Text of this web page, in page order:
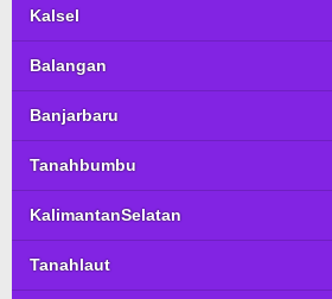
Kalsel
Balangan
Banjarbaru
Tanahbumbu
KalimantanSelatan
Tanahlaut